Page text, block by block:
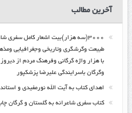
آخرین مطالب
۳۰۰۰(سه هزار)بیت اشعار کامل سفری
طبیعت وگرشگری وتاریخی وجغرافیایی
با هزار واژه گرگانی وفرهنگ مردم از
وگرگان باسرایندگی علیرضا پزشکپور
اهدای کتاب به آیت الله نورمفیدی و
کتاب سفری شاعرانه به گلستان و گرگان